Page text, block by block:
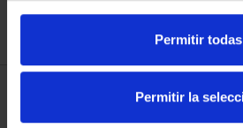
Permitir todas
Permitir la
registrados